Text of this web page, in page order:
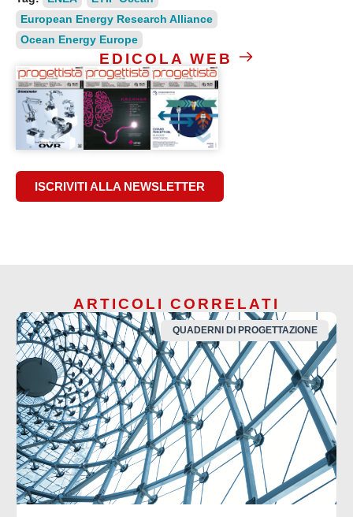
European Energy Research Alliance
Ocean Energy Europe
EDICOLA WEB
ISCRIVITI ALLA NEWSLETTER
ARTICOLI CORRELATI
QUADERNI DI PROGETTAZIONE